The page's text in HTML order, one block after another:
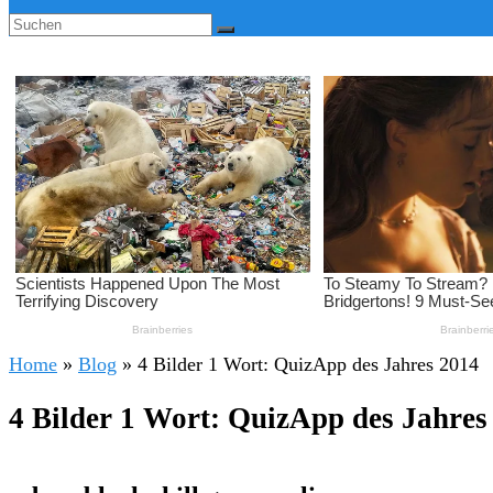
Home » Blog » 4 Bilder 1 Wort: QuizApp des Jahres 2014
4 Bilder 1 Wort: QuizApp des Jahres